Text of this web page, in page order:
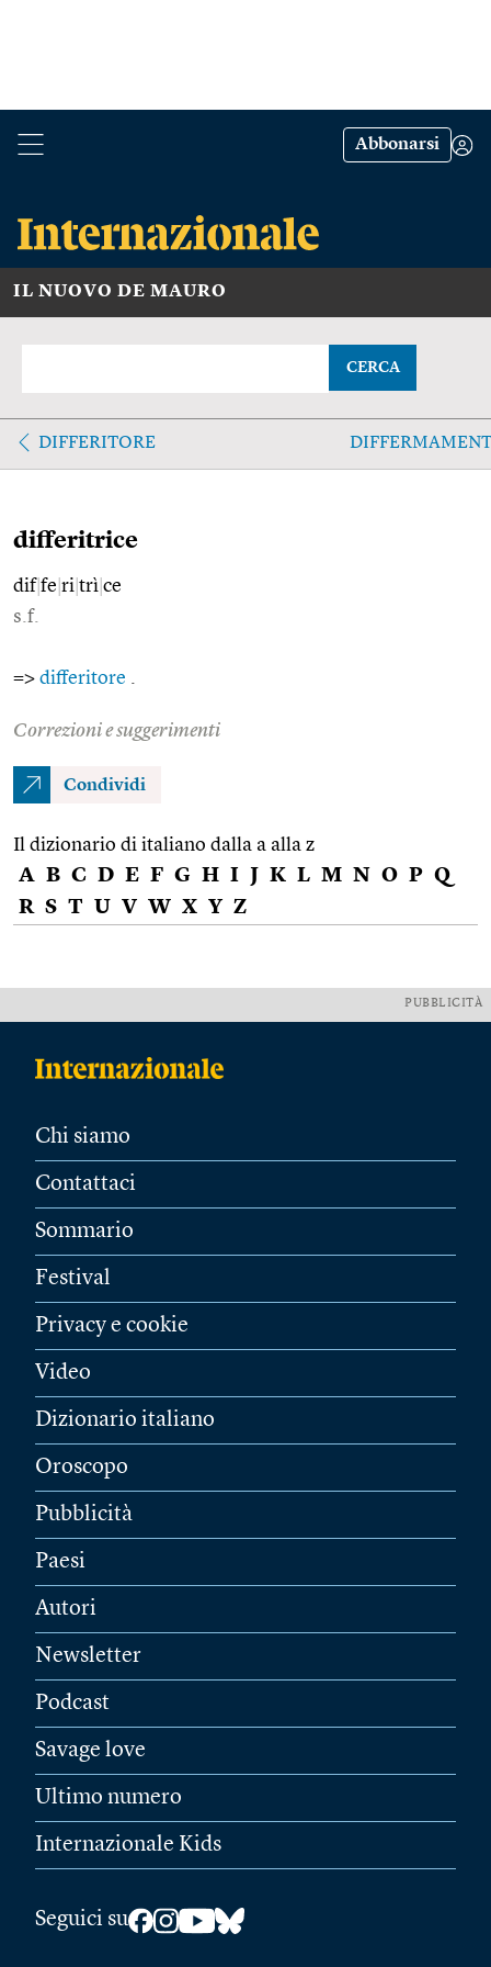
Abbonarsi
IL NUOVO DE MAURO
CERCA
DIFFERITORE
differitrice
dif|fe ri trì ce
s.f.
=> differitore
Correzioni e suggerimenti
Condividi
Il dizionario di italiano dalla a alla z
A B C D E F G H I J K L M N O P Q
R S T U V W X Y Z
PUBBLICITÀ
Chi siamo
Contattaci
Sommario
Festival
Privacy e cookie
Video
Dizionario italiano
Oroscopo
Pubblicità
Paesi
Autori
Newsletter
Podcast
Savage love
Ultimo numero
Internazionale Kids
Seguici su